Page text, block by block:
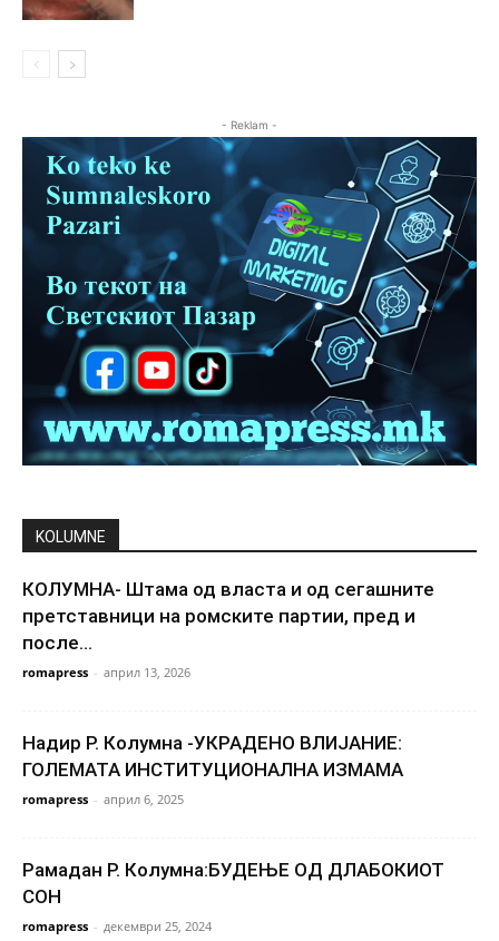
- Reklam -
KOLUMNE
КОЛУМНА- Штама од власта и од сегашните
претставници на ромските партии, пред и
после...
romapress - април 13, 2026
Надир Р. Колумна -УКРАДЕНО ВЛИЈАНИЕ:
ГОЛЕМАТА ИНСТИТУЦИОНАЛНА ИЗМАМА
romapress - април 6, 2025
Рамадан Р. Колумна:БУДЕЊЕ ОД ДЛАБОКИОТ
СОН
romapress - декември 25, 2024